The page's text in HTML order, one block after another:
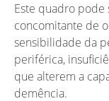
Este quadro pode
concomitante de
sensibilidade da
periférica,
que alterem a
demência.